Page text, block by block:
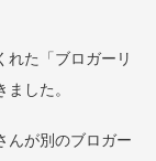
れた「ブロガーリ
した。
んが別のブロガー